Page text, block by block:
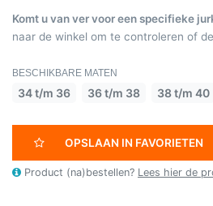
Komt u van ver voor een specifieke
naar de winkel om te controleren of
BESCHIKBARE MATEN
34 t/m 36 36 t/m 38 38 t/m 40
OPSLAAN IN FAVORIETEN
Product (na)bestellen? Lees hier de